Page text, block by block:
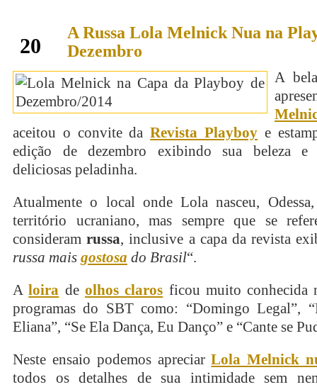
20
A Russa Lola Melnick Nua na
Dezembro
A
aceitou o convite daRevista Playboy e
edição de dezembro exibindo sua beleza e
deliciosas peladinha.
Atualmente o local onde Lola nasceu,
território ucraniano, mas sempre que se
consideramrussa, inclusive a capa da revista
russa mais gostosa do Brasil“.
Aloira de olhos claros ficou muito conhecida
programas do SBT como: “Domingo Legal”,
Eliana”, “Se Ela Dança, Eu Danço” e “Cante se
Neste ensaio podemos apreciarLola Melnick
todos os detalhes de sua intimidade sem